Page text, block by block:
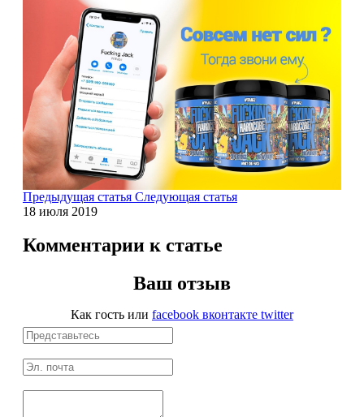
Бустеры тестостерона
ЗМА
Антиоксиданты
Борьба со стрессом
НАЗАД
5-HTP
Адаптогены и Ноотропы
Магний + В6
Волосы и кожа
WTF LABZ
Свой Путь
Предыдущая статья Следующая статья
18 июля 2019
Комментарии к статье
Ваш отзыв
Как гость или facebook вконтакте twitter